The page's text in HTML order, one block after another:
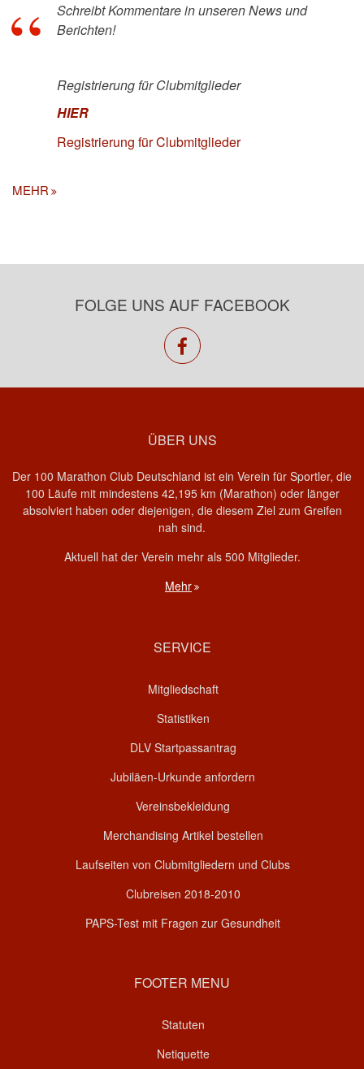
Schreibt Kommentare in unseren News und
Berichten!
Registrierung für Clubmitglieder
HIER
Registrierung für Clubmitglieder
MEHR
FOLGE UNS AUF FACEBOOK
facebook
ÜBER UNS
Der 100 Marathon Club Deutschland ist ein Verein für Sportler, die
100 Läufe mit mindestens 42,195 km (Marathon) oder länger
absolviert haben oder diejenigen, die diesem Ziel zum Greifen
nah sind.
Aktuell hat der Verein mehr als 500 Mitglieder.
Mehr
SERVICE
Mitgliedschaft
Statistiken
DLV Startpassantrag
Jubiläen-Urkunde anfordern
Vereinsbekleidung
Merchandising Artikel bestellen
Laufseiten von Clubmitgliedern und Clubs
Clubreisen 2018-2010
PAPS-Test mit Fragen zur Gesundheit
FOOTER MENU
Statuten
Netiquette